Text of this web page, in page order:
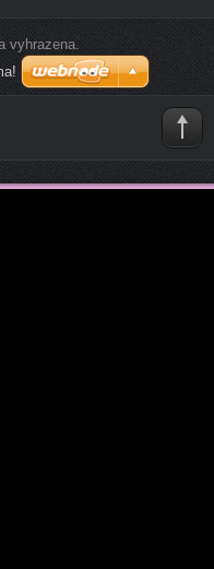
vyhrazena.